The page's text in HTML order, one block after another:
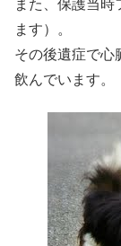
また、保護当
ます）。
その後遺症で心
飲んでいます。